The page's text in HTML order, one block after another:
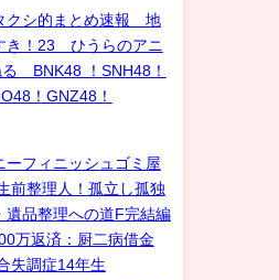
クシ的まとめ速報 地
き！23 ひうらのアニ
る BNK48 ！SNH48！
！GNZ48！
ーフィニッシュゴミ屋
前整理人！孤立し孤独
遺品整理への道F完結編
万返済：厨二病借金
失調症14年生